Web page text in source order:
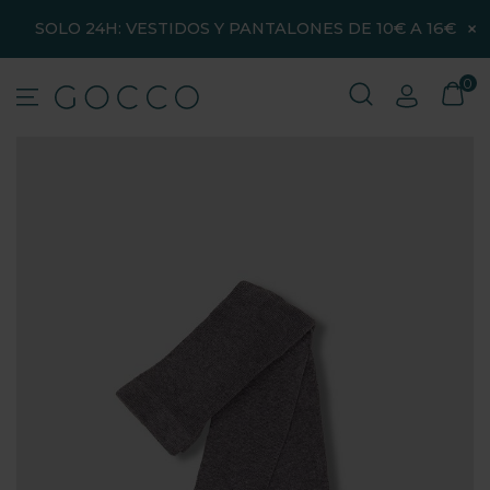
SOLO 24H: VESTIDOS Y PANTALONES DE 10€ A 16€ ×
0